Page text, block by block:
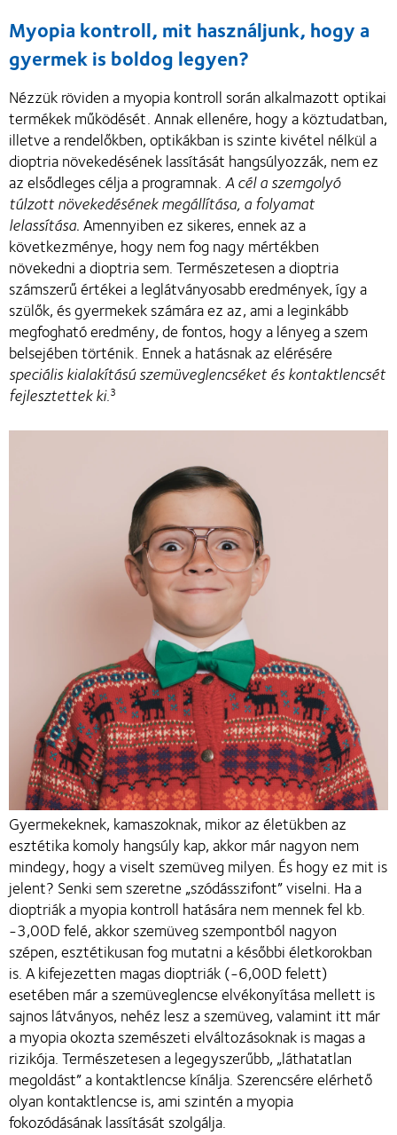
Myopia kontroll, mit használjunk, hogy a
gyermek is boldog legyen?
Nézzük röviden a myopia kontroll során alkalmazott optikai
termékek működését. Annak ellenére, hogy a köztudatban,
illetve a rendelőkben, optikákban is szinte kivétel nélkül a
dioptria növekedésének lassítását hangsúlyozzák, nem ez
az elsődleges célja a programnak.A cél a szemgolyó
túlzott növekedésének megállítása, a folyamat
lelassítása.Amennyiben ez sikeres, ennek az a
következménye, hogy nem fog nagy mértékben
növekedni a dioptria sem. Természetesen a dioptria
számszerű értékei a leglátványosabb eredmények, így a
szülők, és gyermekek számára ez az, ami a leginkább
megfogható eredmény, de fontos, hogy a lényeg a szem
belsejében történik. Ennek a hatásnak az elérésére
speciális kialakítású szemüveglencséket és kontaktlencsét
fejlesztettek ki.3
Gyermekeknek, kamaszoknak, mikor az életükben az
esztétika komoly hangsúly kap, akkor már nagyon nem
mindegy, hogy a viselt szemüveg milyen. És hogy ez mit is
jelent? Senki sem szeretne „szódásszifont” viselni. Ha a
dioptriák a myopia kontroll hatására nem mennek fel kb.
-3,00D felé, akkor szemüveg szempontból nagyon
szépen, esztétikusan fog mutatni a későbbi életkorokban
is. A kifejezetten magas dioptriák (-6,00D felett)
esetében már a szemüveglencse elvékonyítása mellett is
sajnos látványos, nehéz lesz a szemüveg, valamint itt már
a myopia okozta szemészeti elváltozásoknak is magas a
rizikója. Természetesen a legegyszerűbb, „láthatatlan
megoldást” a kontaktlencse kínálja. Szerencsére elérhető
olyan kontaktlencse is, ami szintén a myopia
fokozódásának lassítását szolgálja.